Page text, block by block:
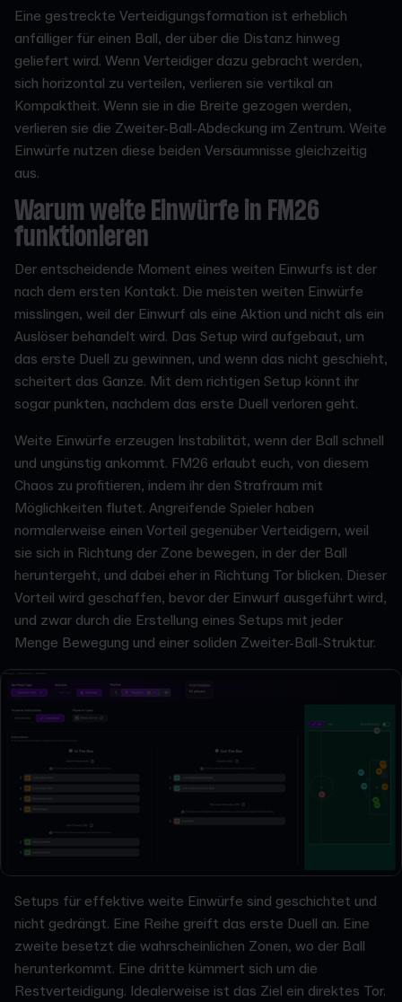
Eine gestreckte Verteidigungsformation ist erheblich
anfälliger für einen Ball, der über die Distanz hinweg
geliefert wird. Wenn Verteidiger dazu gebracht werden,
sich horizontal zu verteilen, verlieren sie vertikal an
Kompaktheit. Wenn sie in die Breite gezogen werden,
verlieren sie die Zweiter-Ball-Abdeckung im Zentrum. Weite
Einwürfe nutzen diese beiden Versäumnisse gleichzeitig
aus.
Warum weite Einwürfe in FM26
funktionieren
Der entscheidende Moment eines weiten Einwurfs ist der
nach dem ersten Kontakt. Die meisten weiten Einwürfe
misslingen, weil der Einwurf als eine Aktion und nicht als ein
Auslöser behandelt wird. Das Setup wird aufgebaut, um
das erste Duell zu gewinnen, und wenn das nicht geschieht,
scheitert das Ganze. Mit dem richtigen Setup könnt ihr
sogar punkten, nachdem das erste Duell verloren geht.
Weite Einwürfe erzeugen Instabilität, wenn der Ball schnell
und ungünstig ankommt. FM26 erlaubt euch, von diesem
Chaos zu profitieren, indem ihr den Strafraum mit
Möglichkeiten flutet. Angreifende Spieler haben
normalerweise einen Vorteil gegenüber Verteidigern, weil
sie sich in Richtung der Zone bewegen, in der der Ball
heruntergeht, und dabei eher in Richtung Tor blicken. Dieser
Vorteil wird geschaffen, bevor der Einwurf ausgeführt wird,
und zwar durch die Erstellung eines Setups mit jeder
Menge Bewegung und einer soliden Zweiter-Ball-Struktur.
Setups für effektive weite Einwürfe sind geschichtet und
nicht gedrängt. Eine Reihe greift das erste Duell an. Eine
zweite besetzt die wahrscheinlichen Zonen, wo der Ball
herunterkommt. Eine dritte kümmert sich um die
Restverteidigung. Idealerweise ist das Ziel ein direktes Tor.